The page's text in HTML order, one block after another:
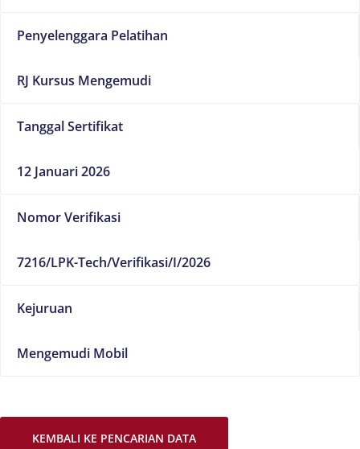
Penyelenggara Pelatihan
RJ Kursus Mengemudi
Tanggal Sertifikat
12 Januari 2026
Nomor Verifikasi
7216/LPK-Tech/Verifikasi/I/2026
Kejuruan
Mengemudi Mobil
KEMBALI KE PENCARIAN DATA